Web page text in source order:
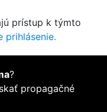
prístup k týmto
prihlásenie.
?
propagačné